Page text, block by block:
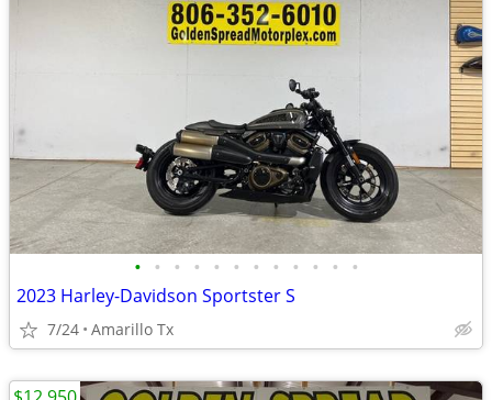
• • • • • • • • • • • •
2023 Harley-Davidson Sportster S
7/24 Amarillo Tx